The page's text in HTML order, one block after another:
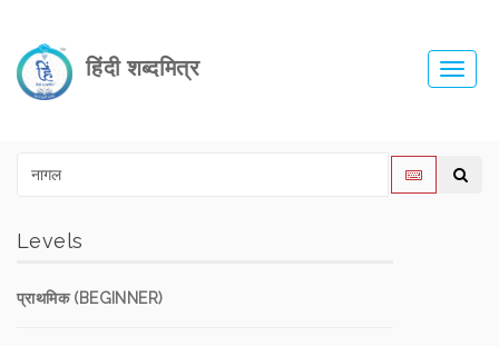
हिंदी शब्दमित्र
Levels
प्राथमिक (BEGINNER)